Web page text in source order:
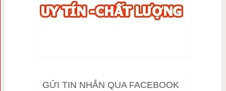
GỬI TIN NHẮN QUA FACEBOOK